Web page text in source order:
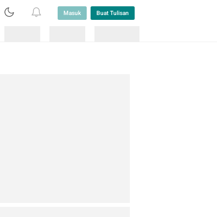
Masuk Buat Tulisan